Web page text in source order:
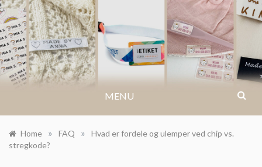
Skip
to
content
BLOG.IKASTETIKET.DK
MENU
Home » FAQ »
Hvad er fordele og ulemper ved chip vs.
stregkode?